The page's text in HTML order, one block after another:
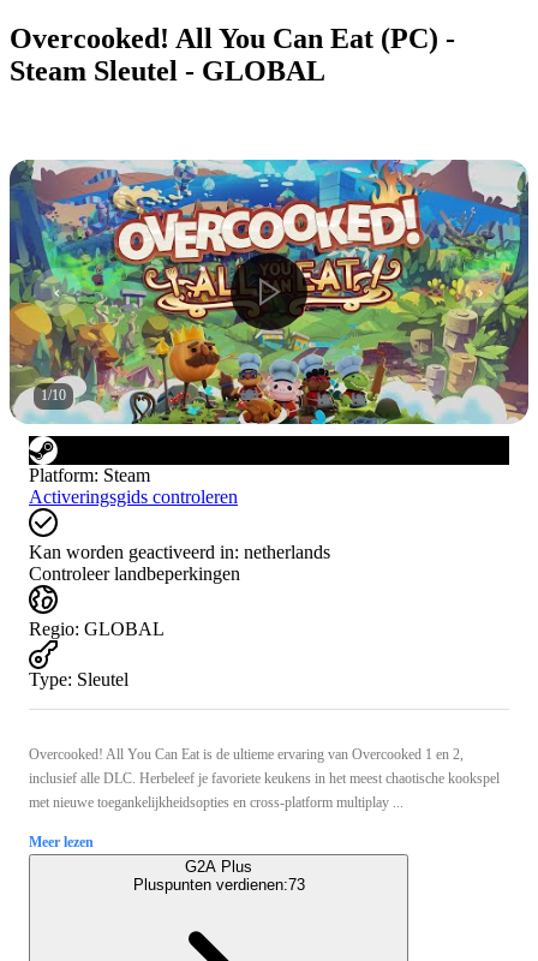
Overcooked! All You Can Eat (PC) -
Steam Sleutel - GLOBAL
1/10
Platform: Steam
Activeringsgids controleren
Kan worden geactiveerd in: netherlands
Controleer landbeperkingen
Regio: GLOBAL
Type: Sleutel
Overcooked! All You Can Eat is de ultieme ervaring van Overcooked 1 en 2,
inclusief alle DLC. Herbeleef je favoriete keukens in het meest chaotische kookspel
met nieuwe toegankelijkheidsopties en cross-platform multiplay ...
Meer lezen
G2A Plus
Pluspunten verdienen:73